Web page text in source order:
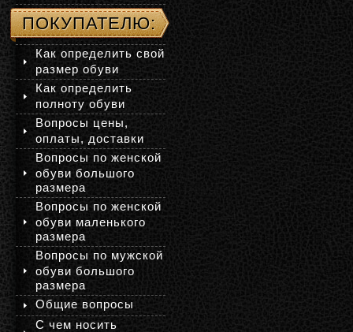
ПОКУПАТЕЛЮ:
Как определить свой
размер обуви
Как определить
полноту обуви
Вопросы цены,
оплаты, доставки
Вопросы по женской
обуви большого
размера
Вопросы по женской
обуви маленького
размера
Вопросы по мужской
обуви большого
размера
Общие вопросы
С чем носить